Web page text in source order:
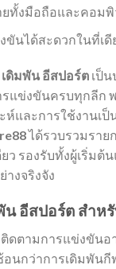
ยทั้งมือถือและคอมพิ
ขันได้สะดวกในที่เดี
เดิมพัน อีสปอร์ต เป็น
แข่งขันครบทุกลีก พ
ห์และการใช้งานเป็
ได้รวบรวมราย
ว รองรับทั้งผู้เริ่มต้
งจริงจัง
น อีสปอร์ต สำห
ดตามการแข่งขันอ
นกว่าการเดิมพันกี